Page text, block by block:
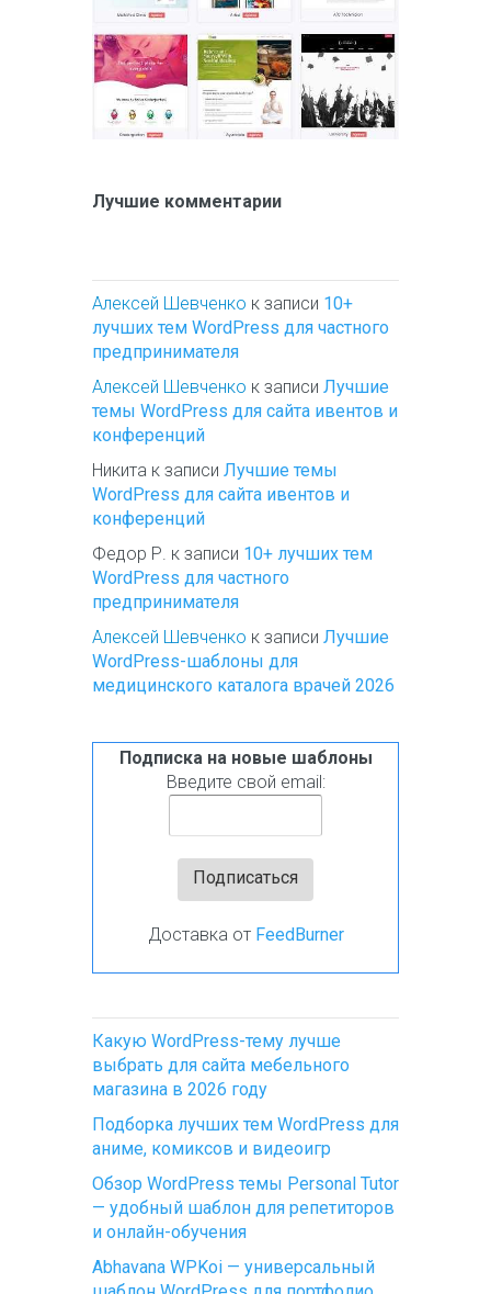
Лучшие комментарии
Алексей Шевченко к записи 10+
лучших тем WordPress для частного
предпринимателя
Алексей Шевченко к записи Лучшие
темы WordPress для сайта ивентов и
конференций
Никита к записи Лучшие темы
WordPress для сайта ивентов и
конференций
Федор Р. к записи 10+ лучших тем
WordPress для частного
предпринимателя
Алексей Шевченко к записи Лучшие
WordPress-шаблоны для
медицинского каталога врачей 2026
Подписка на новые шаблоны
Введите свой email:
Доставка от FeedBurner
Какую WordPress-тему лучше
выбрать для сайта мебельного
магазина в 2026 году
Подборка лучших тем WordPress для
аниме, комиксов и видеоигр
Обзор WordPress темы Personal Tutor
— удобный шаблон для репетиторов
и онлайн-обучения
Abhavana WPKoi — универсальный